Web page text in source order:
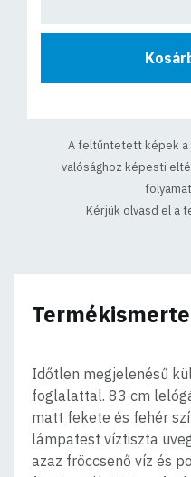
A feltűntetett képek a
valósághoz képesti
Kérjük olvasd el a
Időtlen megjelenésű
foglalattal. 83 cm
matt fekete és fehér
lámpatest víztiszta
azaz fröccsenő víz és